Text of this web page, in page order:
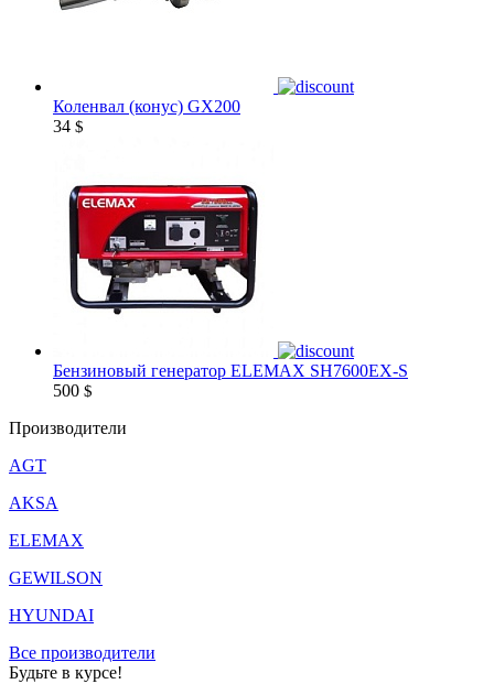
Коленвал (конус) GX200
34 $
Бензиновый генератор ELEMAX SH7600EX-S
500 $
Производители
AGT
AKSA
ELEMAX
GEWILSON
HYUNDAI
Все производители
Будьте в курсе!